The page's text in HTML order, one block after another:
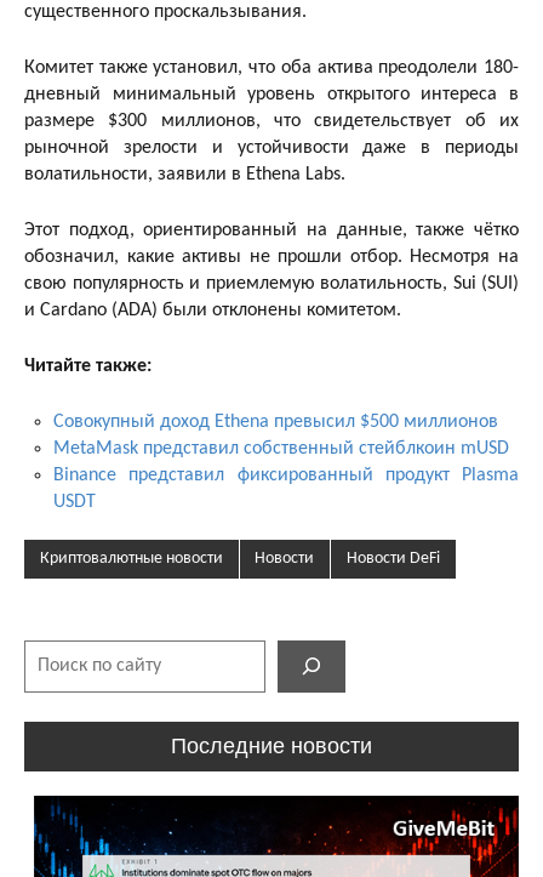
существенного проскальзывания.
Комитет также установил, что оба актива преодолели 180-
дневный минимальный уровень открытого интереса в
размере $300 миллионов, что свидетельствует об их
рыночной зрелости и устойчивости даже в периоды
волатильности, заявили в Ethena Labs.
Этот подход, ориентированный на данные, также чётко
обозначил, какие активы не прошли отбор. Несмотря на
свою популярность и приемлемую волатильность, Sui (SUI)
и Cardano (ADA) были отклонены комитетом.
Читайте также:
Совокупный доход Ethena превысил $500 миллионов
MetaMask представил собственный стейблкоин mUSD
Binance представил фиксированный продукт Plasma
USDT
Криптовалютные новости Новости Новости DeFi
Последние новости